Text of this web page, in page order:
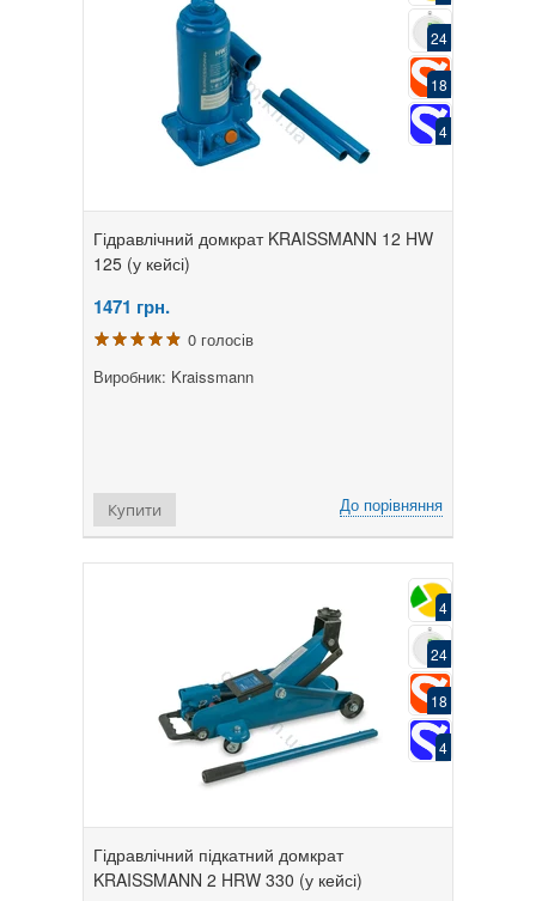
24
18
4
Гідравлічний домкрат KRAISSMANN 12 HW
125 (у кейсі)
1471 грн.
0 голосів
Виробник: Kraissmann
До порівняння
Купити
4
24
18
4
Гідравлічний підкатний домкрат
KRAISSMANN 2 HRW 330 (у кейсі)